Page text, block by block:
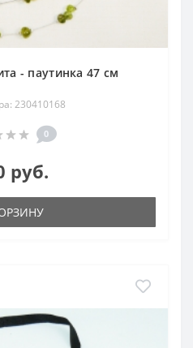
- паутинка 47 см
230410168
0
руб.